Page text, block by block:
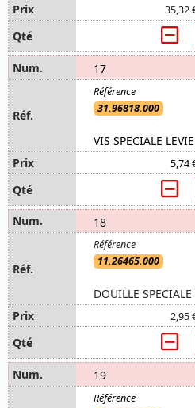
35,32
17
31.96818.000
VIS SPECIALE
5,74
18
11.26465.000
DOUILLE
2,95
19